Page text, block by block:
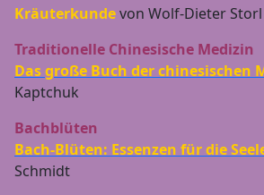
Kräuterkundevon Wolf-Dieter Storl
Traditionelle Chinesische Medizin
Das große Buch der chinesischen
Kaptchuk
Bachblüten
Bach-Blüten: Essenzen für die
Schmidt